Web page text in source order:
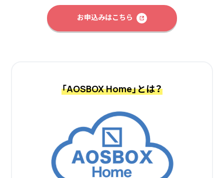
お申込みはこちら
「AOSBOX Home」とは？